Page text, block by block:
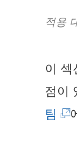
적용
이 섹
점이
팀 (